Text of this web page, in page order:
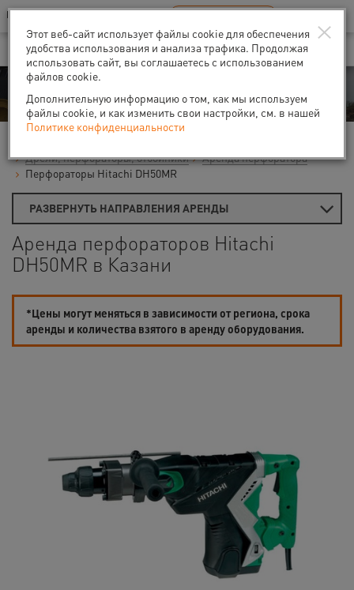
Ваш город:Казань
В Вашем регионе нет наших офисов RU EN
Аренда
Дрели, перфораторы, отбойники
Аренда перфоратора
Перфораторы Hitachi DH50MR
РАЗВЕРНУТЬ НАПРАВЛЕНИЯ АРЕНДЫ
Аренда перфораторов Hitachi
DH50MR в Казани
*Цены могут меняться в зависимости от региона, срока
аренды и количества взятого в аренду оборудования.
×
Этот веб-сайт использует файлы cookie для обеспечения
удобства использования и анализа трафика. Продолжая
использовать сайт, вы соглашаетесь с использованием
файлов cookie.
Дополнительную информацию о том, как мы используем
файлы cookie, и как изменить свои настройки, см. в нашей
Политике конфиденциальности